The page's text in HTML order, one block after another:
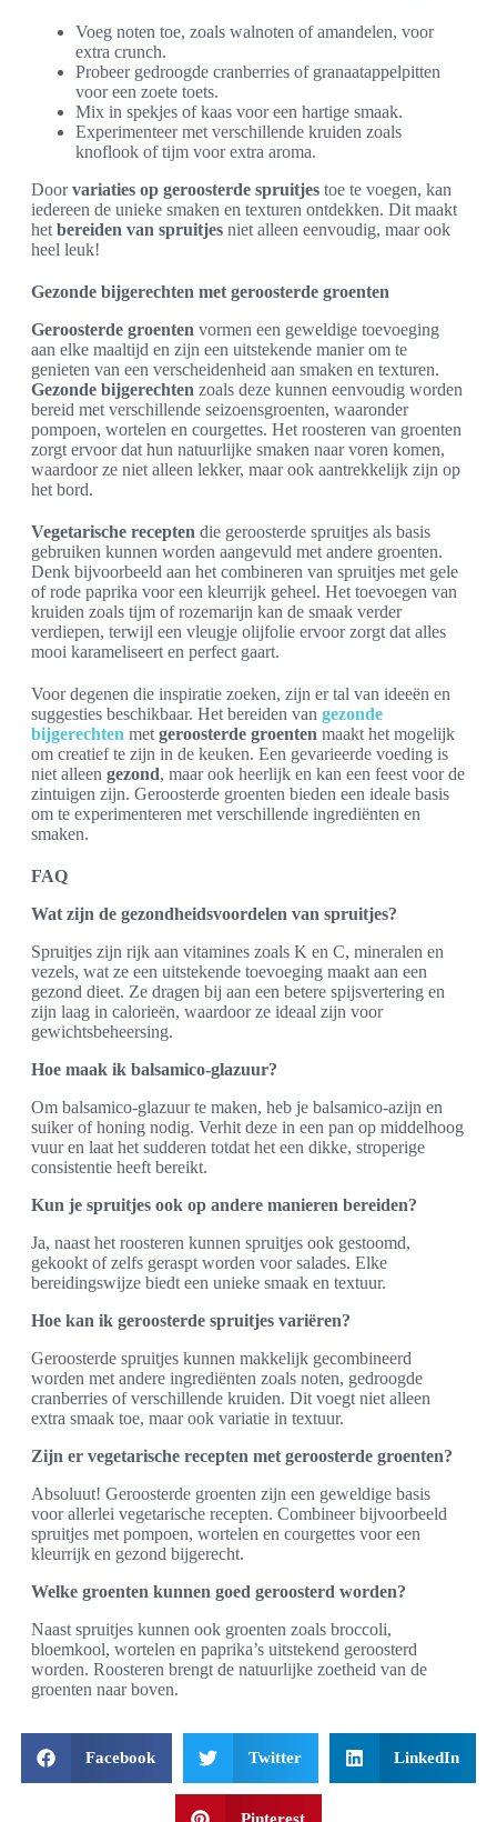
Voeg noten toe, zoals walnoten of amandelen, voor
extra crunch.
Probeer gedroogde cranberries of granaatappelpitten
voor een zoete toets.
Mix in spekjes of kaas voor een hartige smaak.
Experimenteer met verschillende kruiden zoals
knoflook of tijm voor extra aroma.
Doorvariaties op geroosterde spruitjes toe te voegen, kan
iedereen de unieke smaken en texturen ontdekken. Dit maakt
het bereiden van spruitjes niet alleen eenvoudig, maar ook
heel leuk!
Gezonde bijgerechten met geroosterde groenten
Geroosterde groenten vormen een geweldige toevoeging
aan elke maaltijd en zijn een uitstekende manier om te
genieten van een verscheidenheid aan smaken en texturen.
Gezonde bijgerechten zoals deze kunnen eenvoudig worden
bereid met verschillende seizoensgroenten, waaronder
pompoen, wortelen en courgettes. Het roosteren van groenten
zorgt ervoor dat hun natuurlijke smaken naar voren komen,
waardoor ze niet alleen lekker, maar ook aantrekkelijk zijn op
het bord.
Vegetarische recepten die geroosterde spruitjes als basis
gebruiken kunnen worden aangevuld met andere groenten.
Denk bijvoorbeeld aan het combineren van spruitjes met gele
of rode paprika voor een kleurrijk geheel. Het toevoegen van
kruiden zoals tijm of rozemarijn kan de smaak verder
verdiepen, terwijl een vleugje olijfolie ervoor zorgt dat alles
mooi karameliseert en perfect gaart.
Voor degenen die inspiratie zoeken, zijn er tal van ideeën en
suggesties beschikbaar. Het bereiden van gezonde
bijgerechten met geroosterde groenten maakt het mogelijk
om creatief te zijn in de keuken. Een gevarieerde voeding is
niet alleen gezond, maar ook heerlijk en kan een feest voor de
zintuigen zijn. Geroosterde groenten bieden een ideale basis
om te experimenteren met verschillende ingrediënten en
smaken.
FAQ
Wat zijn de gezondheidsvoordelen van spruitjes?
Spruitjes zijn rijk aan vitamines zoals K en C, mineralen en
vezels, wat ze een uitstekende toevoeging maakt aan een
gezond dieet. Ze dragen bij aan een betere spijsvertering en
zijn laag in calorieën, waardoor ze ideaal zijn voor
gewichtsbeheersing.
Hoe maak ik balsamico-glazuur?
Om balsamico-glazuur te maken, heb je balsamico-azijn en
suiker of honing nodig. Verhit deze in een pan op middelhoog
vuur en laat het sudderen totdat het een dikke, stroperige
consistentie heeft bereikt.
Kun je spruitjes ook op andere manieren bereiden?
Ja, naast het roosteren kunnen spruitjes ook gestoomd,
gekookt of zelfs geraspt worden voor salades. Elke
bereidingswijze biedt een unieke smaak en textuur.
Hoe kan ik geroosterde spruitjes variëren?
Geroosterde spruitjes kunnen makkelijk gecombineerd
worden met andere ingrediënten zoals noten, gedroogde
cranberries of verschillende kruiden. Dit voegt niet alleen
extra smaak toe, maar ook variatie in textuur.
Zijn er vegetarische recepten met geroosterde groenten?
Absoluut! Geroosterde groenten zijn een geweldige basis
voor allerlei vegetarische recepten. Combineer bijvoorbeeld
spruitjes met pompoen, wortelen en courgettes voor een
kleurrijk en gezond bijgerecht.
Welke groenten kunnen goed geroosterd worden?
Naast spruitjes kunnen ook groenten zoals broccoli,
bloemkool, wortelen en paprika’s uitstekend geroosterd
worden. Roosteren brengt de natuurlijke zoetheid van de
groenten naar boven.
Facebook Twitter LinkedIn
Pinterest